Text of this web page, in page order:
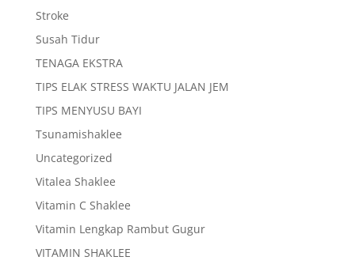
Stroke
Susah Tidur
TENAGA EKSTRA
TIPS ELAK STRESS WAKTU JALAN JEM
TIPS MENYUSU BAYI
Tsunamishaklee
Uncategorized
Vitalea Shaklee
Vitamin C Shaklee
Vitamin Lengkap Rambut Gugur
VITAMIN SHAKLEE